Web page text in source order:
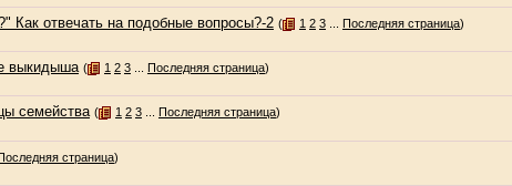
Как отвечать на подобные вопросы?-2 ( 1 2 3... Последняя страница)
выкидыша ( 1 2 3... Последняя страница)
семейства ( 1 2 3... Последняя страница)
страница)